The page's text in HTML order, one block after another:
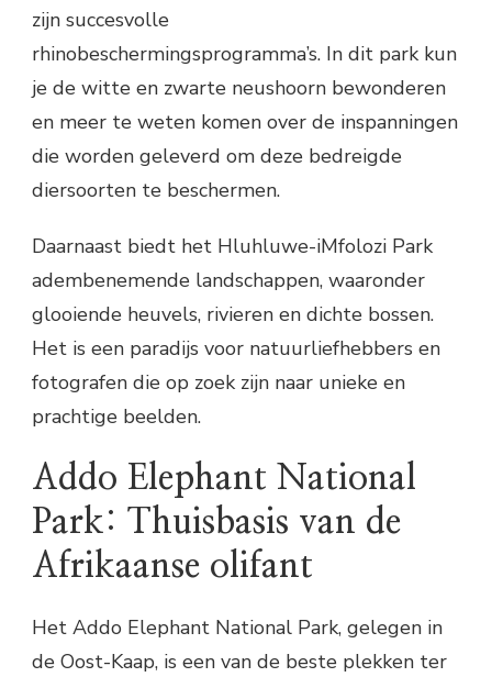
zijn succesvolle
rhinobeschermingsprogramma’s. In dit park kun
je de witte en zwarte neushoorn bewonderen
en meer te weten komen over de inspanningen
die worden geleverd om deze bedreigde
diersoorten te beschermen.
Daarnaast biedt het Hluhluwe-iMfolozi Park
adembenemende landschappen, waaronder
glooiende heuvels, rivieren en dichte bossen.
Het is een paradijs voor natuurliefhebbers en
fotografen die op zoek zijn naar unieke en
prachtige beelden.
Addo Elephant National
Park: Thuisbasis van de
Afrikaanse olifant
Het Addo Elephant National Park, gelegen in
de Oost-Kaap, is een van de beste plekken ter